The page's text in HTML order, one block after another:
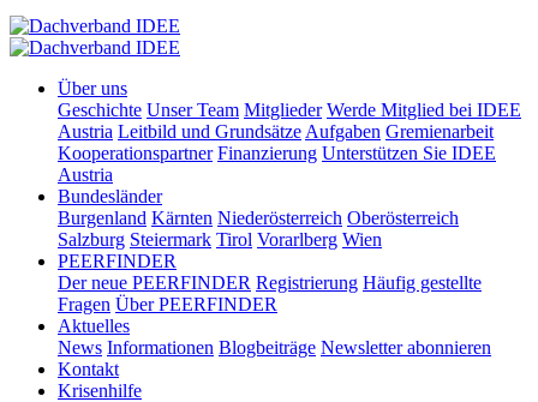
Über uns
Geschichte Unser Team Mitglieder Werde Mitglied bei IDEE
Austria Leitbild und Grundsätze Aufgaben Gremienarbeit
Kooperationspartner Finanzierung Unterstützen Sie IDEE
Austria
Bundesländer
Burgenland Kärnten Niederösterreich Oberösterreich
Salzburg Steiermark Tirol Vorarlberg Wien
PEERFINDER
Der neue PEERFINDER Registrierung Häufig gestellte
Fragen Über PEERFINDER
Aktuelles
News Informationen Blogbeiträge Newsletter abonnieren
Kontakt
Krisenhilfe